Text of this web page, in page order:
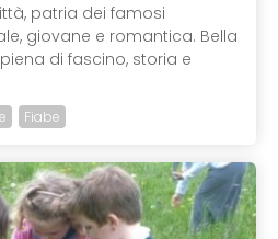
patria dei famosi
giovane e romantica. Bella
di fascino, storia e
Fiabe